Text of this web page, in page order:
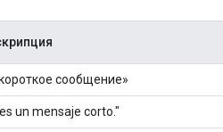
сообщение»
un mensaje corto."